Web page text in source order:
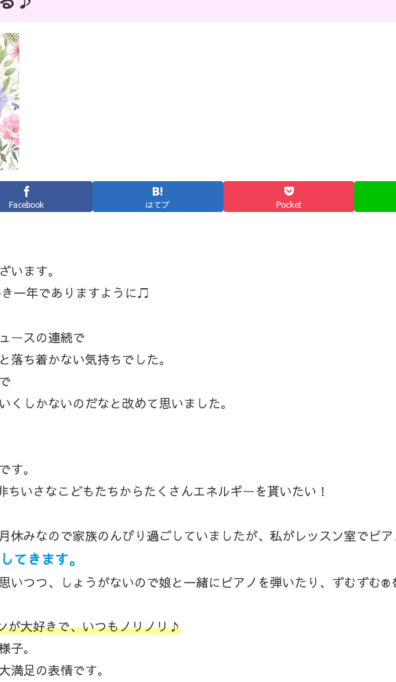
Facebook はてブ Pocket
います。
一年でありますように♫
ースの連続で
ち着かない気持ちでした。
しかないのだなと改めて思いました。
す。
いさなこどもたちからたくさんエネルギーを貰いたい！
休みなので家族のんびり過ごしていましたが、私がレッスン室でピ
てきます。
いつつ、しょうがないので娘と一緒にピアノを弾いたり、ずむずむ®
が大好きで、いつもノリノリ♪
子。
満足の表情です。